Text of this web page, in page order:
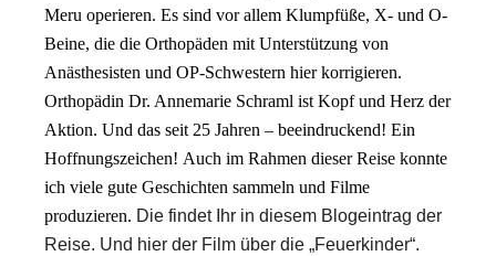
Meru operieren. Es sind vor allem Klumpfüße, X- und O-
Beine, die die Orthopäden mit Unterstützung von
Anästhesisten und OP-Schwestern hier korrigieren.
Orthopädin Dr. Annemarie Schraml ist Kopf und Herz der
Aktion. Und das seit 25 Jahren – beeindruckend! Ein
Hoffnungszeichen! Auch im Rahmen dieser Reise konnte
ich viele gute Geschichten sammeln und Filme
produzieren. Die findet Ihr in diesem Blogeintrag der
Reise. Und hier der Film über die „Feuerkinder“.